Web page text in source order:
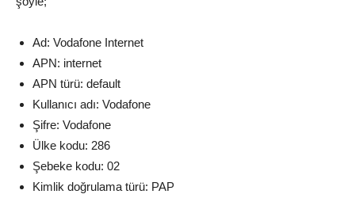
Ad: Vodafone Internet
APN: internet
APN türü: default
Kullanıcı adı: Vodafone
Şifre: Vodafone
Ülke kodu: 286
Şebeke kodu: 02
Kimlik doğrulama türü: PAP